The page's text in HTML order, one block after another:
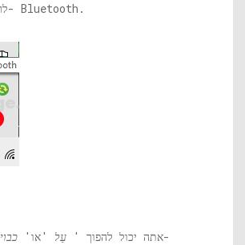
לראות את סמל ה- Bluetooth.
2. אתה יכול להפוך ' עַל 'או' כבוי